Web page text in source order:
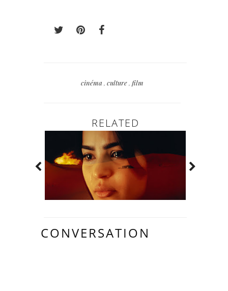
cinéma , culture, film
RELATED
CONVERSATION